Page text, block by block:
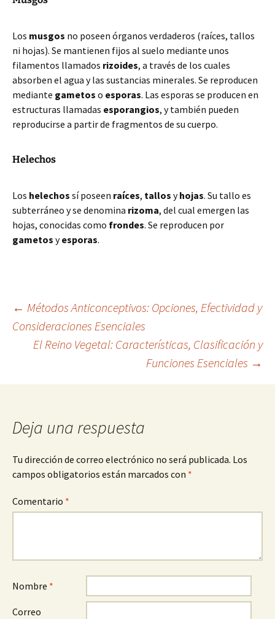
Los musgos no poseen órganos verdaderos (raíces, tallos
ni hojas). Se mantienen fijos al suelo mediante unos
filamentos llamados rizoides, a través de los cuales
absorben el agua y las sustancias minerales. Se reproducen
mediante gametos o esporas. Las esporas se producen en
estructuras llamadas esporangios, y también pueden
reproducirse a partir de fragmentos de su cuerpo.
Helechos
Los helechos sí poseen raíces, tallos yhojas. Su tallo es
subterráneo y se denomina rizoma, del cual emergen las
hojas, conocidas como frondes. Se reproducen por
gametos yesporas.
Navegación
entradas
← Métodos Anticonceptivos: Opciones, Efectividad y
Consideraciones Esenciales
El Reino Vegetal: Características, Clasificación y
Funciones Esenciales →
Deja una respuesta
Tu dirección de correo electrónico no será publicada. Los
campos obligatorios están marcados con *
Comentario *
Nombre *
Correo